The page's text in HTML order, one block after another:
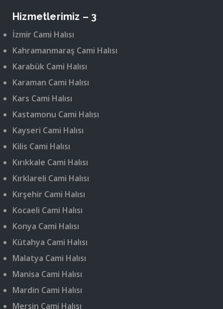
Hizmetlerimiz – 3
İzmir Cami Halısı
Kahramanmaraş Cami Halısı
Karabük Cami Halısı
Karaman Cami Halısı
Kars Cami Halısı
Kastamonu Cami Halısı
Kayseri Cami Halısı
Kilis Cami Halısı
Kırıkkale Cami Halısı
Kırklareli Cami Halısı
Kırşehir Cami Halısı
Kocaeli Cami Halısı
Konya Cami Halısı
Kütahya Cami Halısı
Malatya Cami Halısı
Manisa Cami Halısı
Mardin Cami Halısı
Mersin Cami Halısı